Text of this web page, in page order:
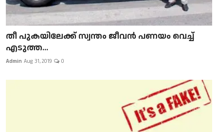
​​​​​​​തീ പുകയിലേക്ക് സ്വന്തം ജീവന്‍ പണയം വെച്ച്
എടുത്ത...
Admin Aug 31, 2019 0